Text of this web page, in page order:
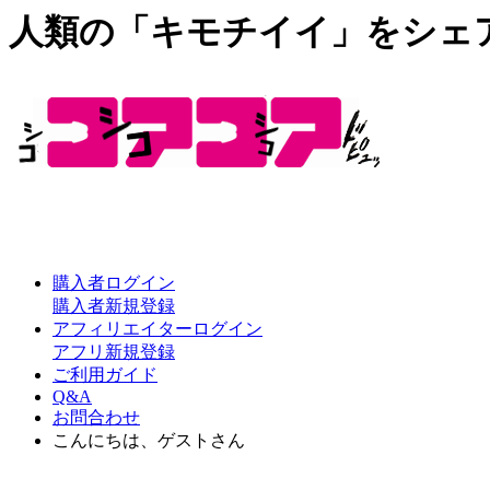
人類の「キモチイイ」をシェ
購入者ログイン
購入者新規登録
アフィリエイターログイン
アフリ新規登録
ご利用ガイド
Q&A
お問合わせ
こんにちは、ゲストさん